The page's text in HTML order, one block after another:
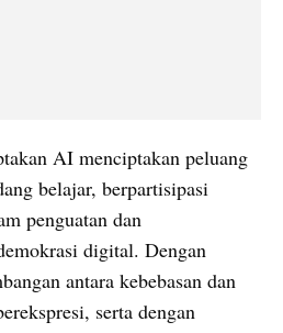
AI menciptakan peluang
belajar, berpartisipasi
penguatan dan
digital. Dengan
antara kebebasan dan
serta dengan